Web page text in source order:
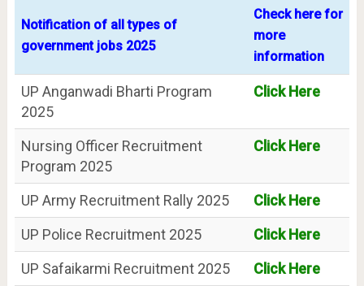
Notification of all types of
government jobs 2025
Check here for
more
information
UP Anganwadi Bharti Program
2025
Click Here
Nursing Officer Recruitment
Program 2025
Click Here
UP Army Recruitment Rally 2025
Click Here
UP Police Recruitment 2025
Click Here
UP Safaikarmi Recruitment 2025
Click Here